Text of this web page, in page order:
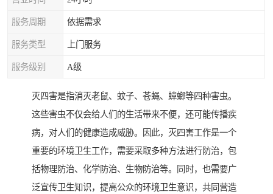
服务周期 依据需求
服务类型 上门服务
服务级别 A级
灭四害是指消灭老鼠、蚊子、苍蝇、蟑螂等四种害虫。
这些害虫不仅会给人们的生活带来不便，还可能传播疾
病，对人们的健康造成威胁。因此，灭四害工作是一个
重要的环境卫生工作，需要采取多种方法进行防治，包
括物理防治、化学防治、生物防治等。同时，也需要广
泛宣传卫生知识，提高公众的环境卫生意识，共同营造